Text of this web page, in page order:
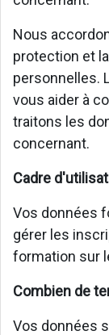
Nous
protection et
personnelles.
vous aider à
traitons les
concernant.
Cadre
Vos données
gérer les
formation sur
Combien de
Vos données